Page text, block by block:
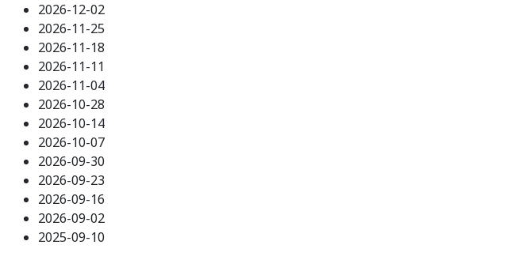
2026-12-02
2026-11-25
2026-11-18
2026-11-11
2026-11-04
2026-10-28
2026-10-14
2026-10-07
2026-09-30
2026-09-23
2026-09-16
2026-09-02
2025-09-10